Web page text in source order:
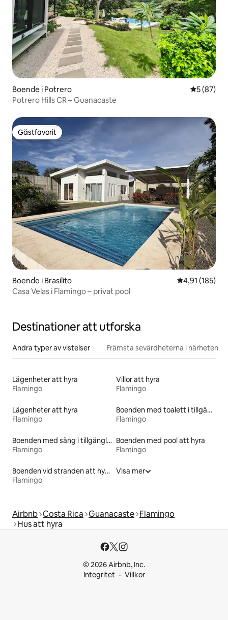
Boende i Potrero 5 av 5 i
5 (87)
Potrero Hills CR – Guanacaste
Gästfavorit
Gästfavorit
Boende i Brasilito 4,91 av 5 i
4,91 (185)
Casa Velas i Flamingo – privat pool
Destinationer att utforska
Andra typer av vistelser Främsta sevärdheterna i närheten
Lägenheter att hyra
Flamingo
Villor att hyra
Flamingo
Lägenheter att hyra
Flamingo
Boenden med toalett i tillgänglighetsanpassad höjd
Flamingo
Boenden med säng i tillgänglighetsanpassad höjd
Flamingo
Boenden med pool att hyra
Flamingo
Boenden vid stranden att hyra
Flamingo
Visa mer
Airbnb Costa Rica Guanacaste Flamingo
Hus att hyra
© 2026 Airbnb, Inc.
Integritet
Villkor